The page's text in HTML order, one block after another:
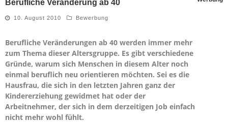
Berufliche Veränderung ab 40
10. August 2010 Bewerbung
Berufliche Veränderungen ab 40 werden immer mehr
zum Thema dieser Altersgruppe. Es gibt verschiedene
Gründe, warum sich Menschen in diesem Alter noch
einmal beruflich neu orientieren möchten. Sei es die
Hausfrau, die sich in den letzten Jahren ganz der
Kindererziehung gewidmet hat oder der
Arbeitnehmer, der sich in dem derzeitigen Job einfach
nicht mehr wohl fühlt.